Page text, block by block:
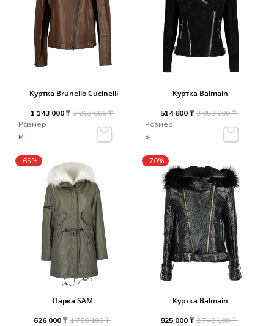
Куртка Brunello Cucinelli
1 143 000 ₸ 3 263 600 ₸
Размер
M
Куртка Balmain
514 800 ₸ 2 059 000 ₸
Размер
S
-65%
Парка SAM.
626 000 ₸ 1 786 100 ₸
-70%
Куртка Balmain
825 000 ₸ 2 749 100 ₸